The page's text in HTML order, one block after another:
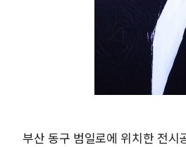
부산 동구 범일로에 위치한 전시